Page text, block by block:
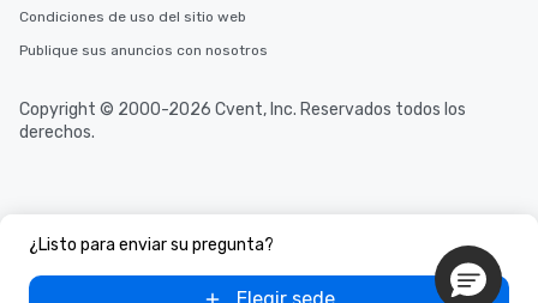
¿Listo para enviar su pregunta?
Condiciones de uso del sitio web
Publique sus anuncios con nosotros
Copyright © 2000-2026 Cvent, Inc. Reservados todos los
derechos.